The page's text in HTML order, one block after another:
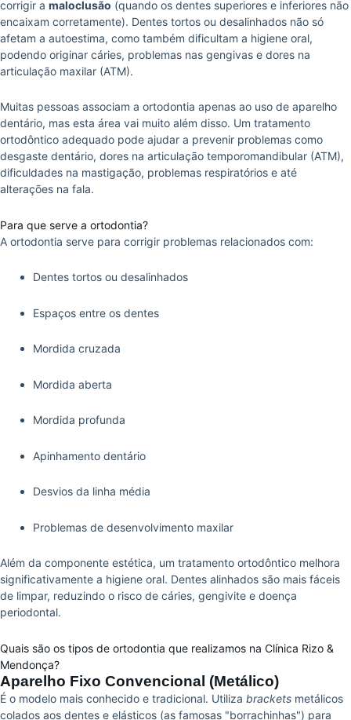
corrigir a maloclusão (quando os dentes superiores e inferiores não
encaixam corretamente). Dentes tortos ou desalinhados não só
afetam a autoestima, como também dificultam a higiene oral,
podendo originar cáries, problemas nas gengivas e dores na
articulação maxilar (ATM).
Muitas pessoas associam a ortodontia apenas ao uso de aparelho
dentário, mas esta área vai muito além disso. Um tratamento
ortodôntico adequado pode ajudar a prevenir problemas como
desgaste dentário, dores na articulação temporomandibular (ATM),
dificuldades na mastigação, problemas respiratórios e até
alterações na fala.
Para que serve a ortodontia?
A ortodontia serve para corrigir problemas relacionados com:
Dentes tortos ou desalinhados
Espaços entre os dentes
Mordida cruzada
Mordida aberta
Mordida profunda
Apinhamento dentário
Desvios da linha média
Problemas de desenvolvimento maxilar
Além da componente estética, um tratamento ortodôntico melhora
significativamente a higiene oral. Dentes alinhados são mais fáceis
de limpar, reduzindo o risco de cáries, gengivite e doença
periodontal.
Quais são os tipos de ortodontia que realizamos na Clínica Rizo &
Mendonça?
Aparelho Fixo Convencional (Metálico)
É o modelo mais conhecido e tradicional. Utiliza brackets metálicos
colados aos dentes e elásticos (as famosas "borrachinhas") para